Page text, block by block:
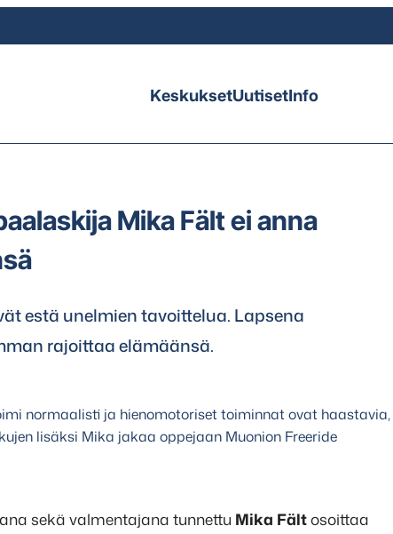
KeskuksetUutisetInfo
Mika Fält ei anna
estä unelmien tavoittelua. Lapsena
rajoittaa elämäänsä.
normaalisti ja hienomotoriset toiminnat ovat haastavia,
lisäksi Mika jakaa oppejaan Muonion Freeride
sekä valmentajana tunnettu Mika Fältosoittaa